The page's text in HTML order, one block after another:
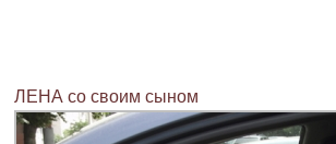
ЛЕНА со своим сыном